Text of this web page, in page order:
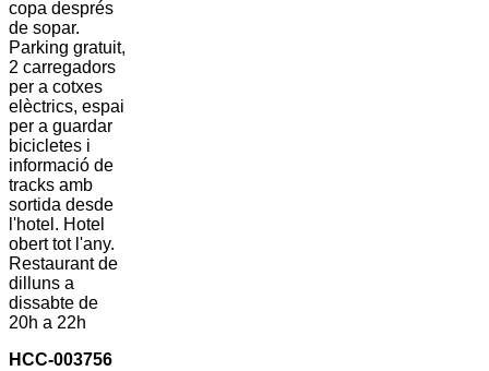
copa després
de sopar.
Parking gratuit,
2 carregadors
per a cotxes
elèctrics, espai
per a guardar
bicicletes i
informació de
tracks amb
sortida desde
l'hotel. Hotel
obert tot l'any.
Restaurant de
dilluns a
dissabte de
20h a 22h
HCC-003756